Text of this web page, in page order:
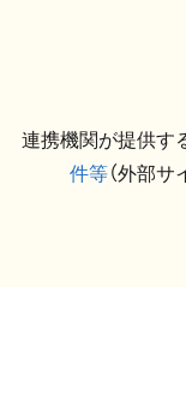
連携機関が提供す
件等（外部